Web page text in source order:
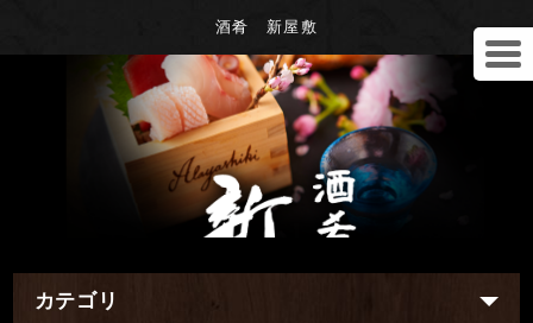
酒肴 新屋敷
カテゴリ